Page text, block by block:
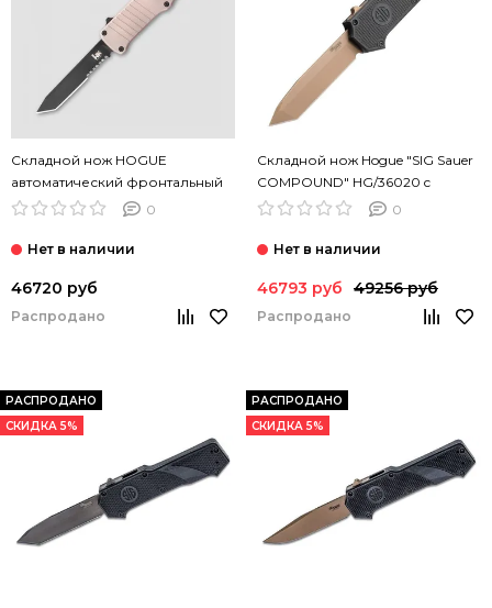
Складной нож HOGUE
автоматический фронтальный
выкидной «HK Hadron»
стали 154CM, рукоять алюминий
0
46720 руб
Распродано
Складной нож Hogue "SIG Sauer
COMPOUND" HG/36020 c
клинком из стали CPM-S30V,
0
46793 руб 49256 руб
Распродано
РАСПРОДАНО
СКИДКА 5%
РАСПРОДАНО
СКИДКА 5%